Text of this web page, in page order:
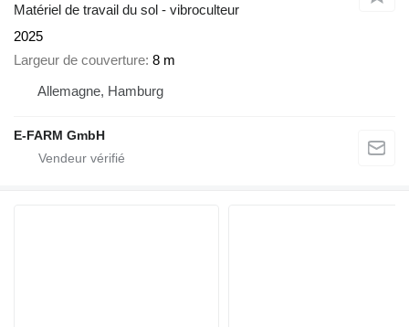
Matériel de travail du sol - vibroculteur
2025
Largeur de couverture 8 m
Allemagne, Hamburg
E-FARM GmbH